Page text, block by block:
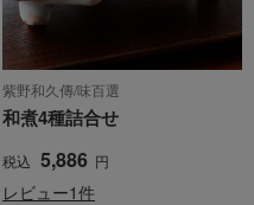
紫野和久傳/味百選
和煮4種詰合せ
税込 5,886 円
レビュー1件